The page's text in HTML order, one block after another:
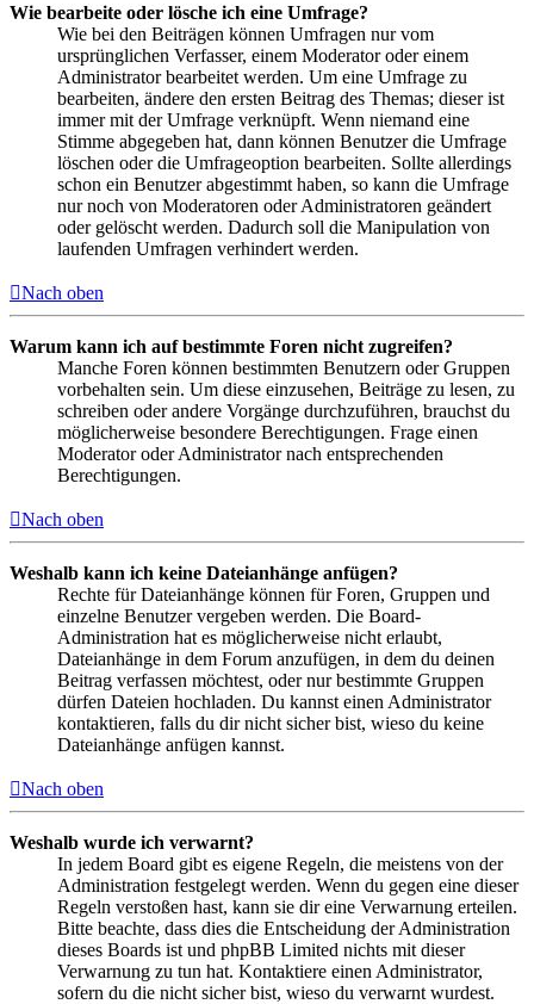
Wie bearbeite oder lösche ich eine Umfrage?
Wie bei den Beiträgen können Umfragen nur vom
ursprünglichen Verfasser, einem Moderator oder einem
Administrator bearbeitet werden. Um eine Umfrage zu
bearbeiten, ändere den ersten Beitrag des Themas; dieser ist
immer mit der Umfrage verknüpft. Wenn niemand eine
Stimme abgegeben hat, dann können Benutzer die Umfrage
löschen oder die Umfrageoption bearbeiten. Sollte allerdings
schon ein Benutzer abgestimmt haben, so kann die Umfrage
nur noch von Moderatoren oder Administratoren geändert
oder gelöscht werden. Dadurch soll die Manipulation von
laufenden Umfragen verhindert werden.
Nach oben
Warum kann ich auf bestimmte Foren nicht zugreifen?
Manche Foren können bestimmten Benutzern oder Gruppen
vorbehalten sein. Um diese einzusehen, Beiträge zu lesen, zu
schreiben oder andere Vorgänge durchzuführen, brauchst du
möglicherweise besondere Berechtigungen. Frage einen
Moderator oder Administrator nach entsprechenden
Berechtigungen.
Nach oben
Weshalb kann ich keine Dateianhänge anfügen?
Rechte für Dateianhänge können für Foren, Gruppen und
einzelne Benutzer vergeben werden. Die Board-
Administration hat es möglicherweise nicht erlaubt,
Dateianhänge in dem Forum anzufügen, in dem du deinen
Beitrag verfassen möchtest, oder nur bestimmte Gruppen
dürfen Dateien hochladen. Du kannst einen Administrator
kontaktieren, falls du dir nicht sicher bist, wieso du keine
Dateianhänge anfügen kannst.
Nach oben
Weshalb wurde ich verwarnt?
In jedem Board gibt es eigene Regeln, die meistens von der
Administration festgelegt werden. Wenn du gegen eine dieser
Regeln verstoßen hast, kann sie dir eine Verwarnung erteilen.
Bitte beachte, dass dies die Entscheidung der Administration
dieses Boards ist und phpBB Limited nichts mit dieser
Verwarnung zu tun hat. Kontaktiere einen Administrator,
sofern du die nicht sicher bist, wieso du verwarnt wurdest.